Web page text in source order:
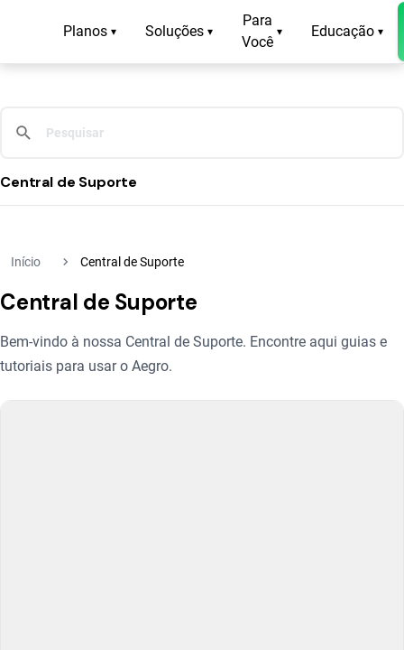
Planos ▾ Soluções ▾
Para
Você
▾ Educação ▾
Central de Suporte
Início navigate_next Central de Suporte
Central de Suporte
Bem-vindo à nossa Central de Suporte. Encontre aqui guias e
tutoriais para usar o Aegro.